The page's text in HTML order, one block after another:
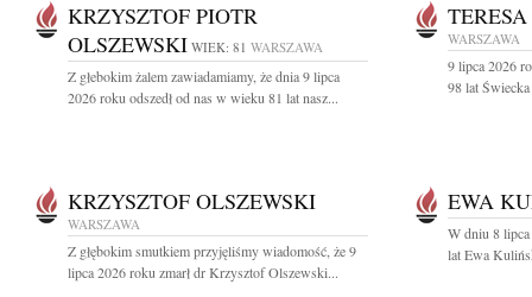
KRZYSZTOF PIOTR
OLSZEWSKI WIEK: 81 WARSZAWA
Z głebokim żalem zawiadamiamy, że dnia 9 lipca
2026 roku odszedł od nas w wieku 81 lat nasz...
WARSZAWA
9 lipca 2026
98 lat
KRZYSZTOF OLSZEWSKI
WARSZAWA
Z głębokim smutkiem przyjęliśmy wiadomość, że 9
lipca 2026 roku zmarł dr Krzysztof Olszewski...
EWA
W dniu 8
lat Ewa